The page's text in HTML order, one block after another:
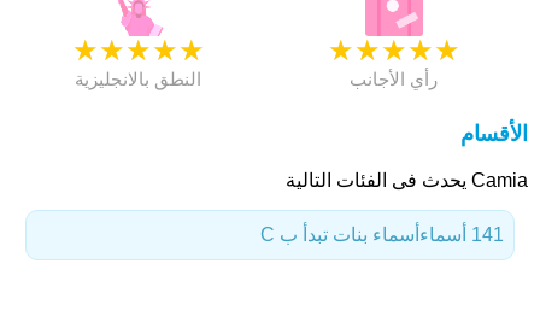
★
★
★
★
★
النطق بالانجليزية
★
★
★
★
★
رأي الأجانب
الأقسام
Camia يحدث فى الفئات التالية
أسماء بنات تبدأ ب C 141 أسماء